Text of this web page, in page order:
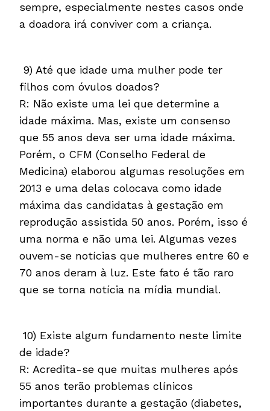
sempre, especialmente nestes casos onde
a doadora irá conviver com a criança.
9) Até que idade uma mulher pode ter
filhos com óvulos doados?
R: Não existe uma lei que determine a
idade máxima. Mas, existe um consenso
que 55 anos deva ser uma idade máxima.
Porém, o CFM (Conselho Federal de
Medicina) elaborou algumas resoluções em
2013 e uma delas colocava como idade
máxima das candidatas à gestação em
reprodução assistida 50 anos. Porém, isso é
uma norma e não uma lei. Algumas vezes
ouvem-se notícias que mulheres entre 60 e
70 anos deram à luz. Este fato é tão raro
que se torna notícia na mídia mundial.
10) Existe algum fundamento neste limite
de idade?
R: Acredita-se que muitas mulheres após
55 anos terão problemas clínicos
importantes durante a gestação (diabetes,